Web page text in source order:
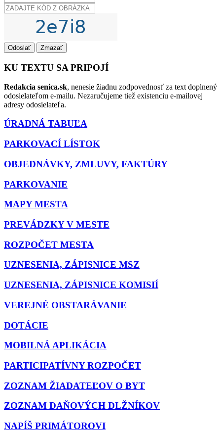
Odoslať Zmazať
KU TEXTU SA PRIPOJÍ
Redakcia senica.sk, nenesie žiadnu zodpovednosť za text doplnený
odosielateľom e-mailu. Nezaručujeme tiež existenciu e-mailovej
adresy odosielateľa.
ÚRADNÁ TABUĽA
PARKOVACÍ LÍSTOK
OBJEDNÁVKY, ZMLUVY, FAKTÚRY
PARKOVANIE
MAPY MESTA
PREVÁDZKY V MESTE
ROZPOČET MESTA
UZNESENIA, ZÁPISNICE MSZ
UZNESENIA, ZÁPISNICE KOMISIÍ
VEREJNÉ OBSTARÁVANIE
DOTÁCIE
MOBILNÁ APLIKÁCIA
PARTICIPATÍVNY ROZPOČET
ZOZNAM ŽIADATEĽOV O BYT
ZOZNAM DAŇOVÝCH DLŽNÍKOV
NAPÍŠ PRIMÁTOROVI